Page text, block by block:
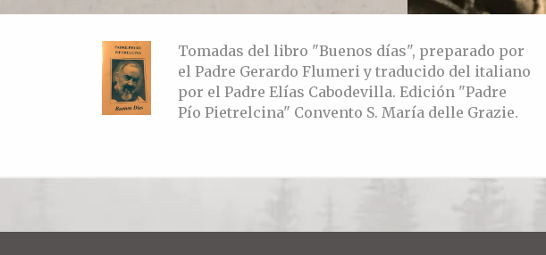
Tomadas del libro "Buenos días", preparado por
el Padre Gerardo Flumeri y traducido del italiano
por el Padre Elías Cabodevilla. Edición "Padre
Pío Pietrelcina" Convento S. María delle Grazie.